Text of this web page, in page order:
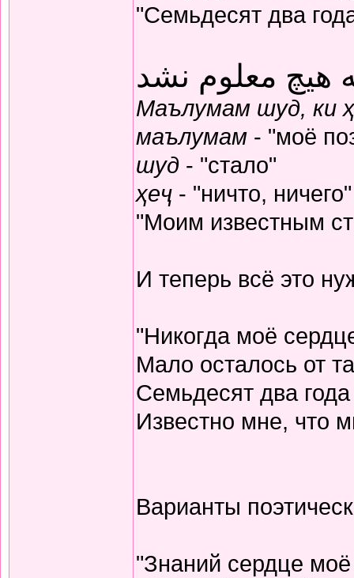
"Семьдесят два
هیچ معلوم نشد
Маълумам шуд, ки
маълумам - "моё
шуд - "стало"
ҳеҷ - "ничто, ничего"
"Моим известным
И теперь всё это
"Никогда моё
Мало осталось от
Семьдесят два
Известно мне, что
Варианты
"Знаний сердце